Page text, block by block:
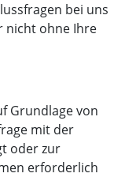
bei uns
nicht ohne Ihre
Grundlage von
mit der
oder zur
erforderlich